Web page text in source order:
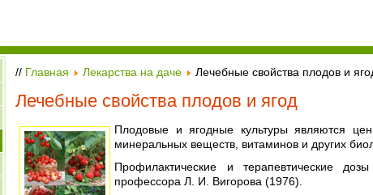
// Главная Лекарства на даче Лечебные свойства плодов и
Лечебные свойства плодов и ягод
Плодовые и ягодные культуры являются
минеральных веществ, витаминов и других
Профилактические и терапевтические
профессора Л. И. Вигорова (1976).